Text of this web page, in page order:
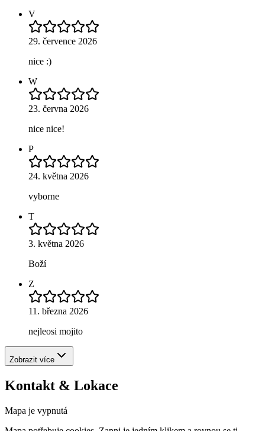
V
29. července 2026
nice :)
W
23. června 2026
nice nice!
P
24. května 2026
vyborne
T
3. května 2026
Boží
Z
11. března 2026
nejleosi mojito
Zobrazit více
Kontakt & Lokace
Mapa je vypnutá